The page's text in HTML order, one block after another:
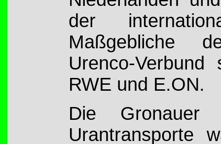
der
Maßgebliche
Urenco-
RWE und E.ON.
Die Gronauer
Urantransporte